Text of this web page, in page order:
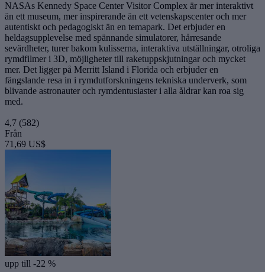
NASAs Kennedy Space Center Visitor Complex är mer interaktivt
än ett museum, mer inspirerande än ett vetenskapscenter och mer
autentiskt och pedagogiskt än en temapark. Det erbjuder en
heldagsupplevelse med spännande simulatorer, hårresande
sevärdheter, turer bakom kulisserna, interaktiva utställningar, otroliga
rymdfilmer i 3D, möjligheter till raketuppskjutningar och mycket
mer. Det ligger på Merritt Island i Florida och erbjuder en
fängslande resa in i rymdutforskningens tekniska underverk, som
blivande astronauter och rymdentusiaster i alla åldrar kan roa sig
med.
4,7 (582)
Från
71,69 US$
upp till -22 %